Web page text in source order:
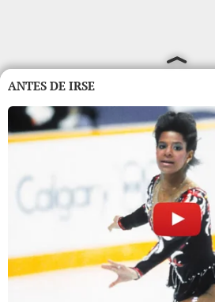
ANTES DE IRSE